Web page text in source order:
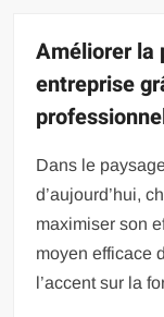
Améliorer la
entreprise
Dans le
d’aujourd’hui,
maximiser son
moyen efficace
l’accent sur la